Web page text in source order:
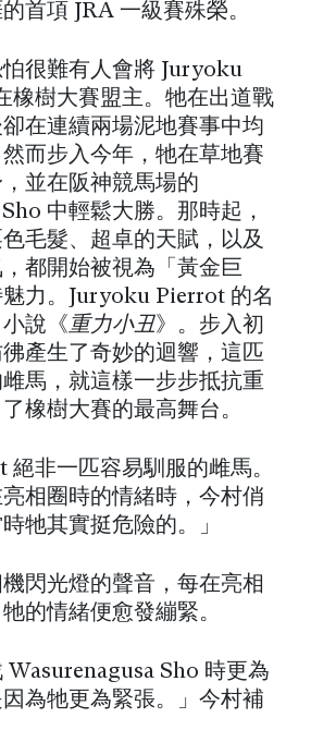
首項 JRA 一級賽殊榮。
怕很難有人會將 Juryoku
橡樹大賽盟主。牠在出道戰
在連續兩場泥地賽事中均
而步入今年，牠在草地賽
並在阪神競馬場的
中輕鬆大勝。那時起，
毛髮、超卓的天賦，以及
都開始被視為「黃金巨
力。Juryoku Pierrot 的名
說《重力小丑》。步入初
產生了奇妙的迴響，這匹
馬，就這樣一步步抵抗重
橡樹大賽的最高舞台。
絕非一匹容易馴服的雌馬。
相圈時的情緒時，今村俏
牠其實挺危險的。」
閃光燈的聲音，每在亮相
的情緒便愈發繃緊。
Wasurenagusa Sho 時更為
為牠更為緊張。」今村補